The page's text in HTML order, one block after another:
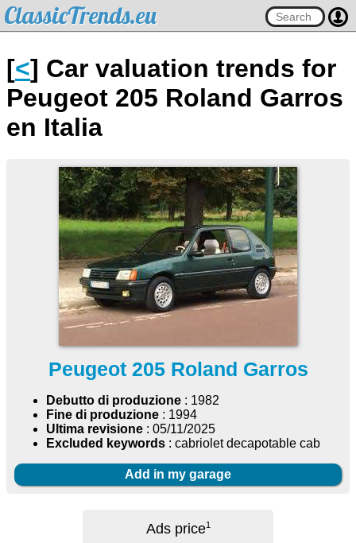
ClassicTrends.eu
[<] Car valuation trends for
Peugeot 205 Roland Garros
en Italia
Peugeot 205 Roland Garros
Debutto di produzione : 1982
Fine di produzione : 1994
Ultima revisione : 05/11/2025
Excluded keywords : cabriolet decapotable cab
Add in my garage
Ads price1